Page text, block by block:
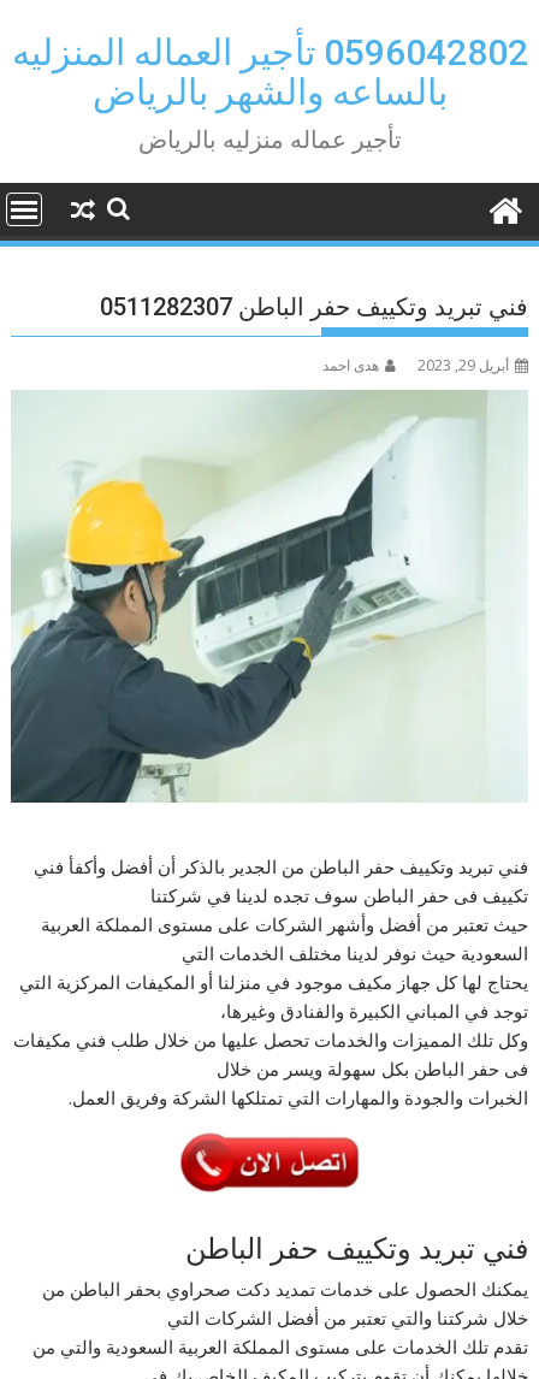
to
content
0596042802 تأجير العماله المنزليه
بالساعه والشهر بالرياض
تأجير عماله منزليه بالرياض
فني تبريد وتكييف حفر الباطن 0511282307
أبريل 29, 2023 هدى احمد
فني تبريد وتكييف حفر الباطن من الجدير بالذكر أن أفضل وأكفأ فني
تكييف فى حفر الباطن سوف تجده لدينا في شركتنا
حيث تعتبر من أفضل وأشهر الشركات على مستوى المملكة العربية
السعودية حيث نوفر لدينا مختلف الخدمات التي
يحتاج لها كل جهاز مكيف موجود في منزلنا أو المكيفات المركزية التي
توجد في المباني الكبيرة والفنادق وغيرها،
وكل تلك المميزات والخدمات تحصل عليها من خلال طلب فني مكيفات
فى حفر الباطن بكل سهولة ويسر من خلال
الخبرات والجودة والمهارات التي تمتلكها الشركة وفريق العمل.
فني تبريد وتكييف حفر الباطن
يمكنك الحصول على خدمات تمديد دكت صحراوي بحفر الباطن من
خلال شركتنا والتي تعتبر من أفضل الشركات التي
تقدم تلك الخدمات على مستوى المملكة العربية السعودية والتي من